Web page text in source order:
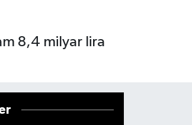
8,4 milyar lira